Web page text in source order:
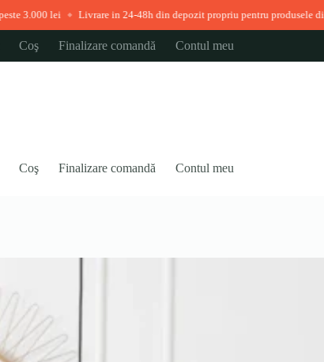
Livrare in 24-48h din depozit propriu pentru produsele disponibile imediat
Coş Finalizare comandă Contul meu
Coş Finalizare comandă Contul meu